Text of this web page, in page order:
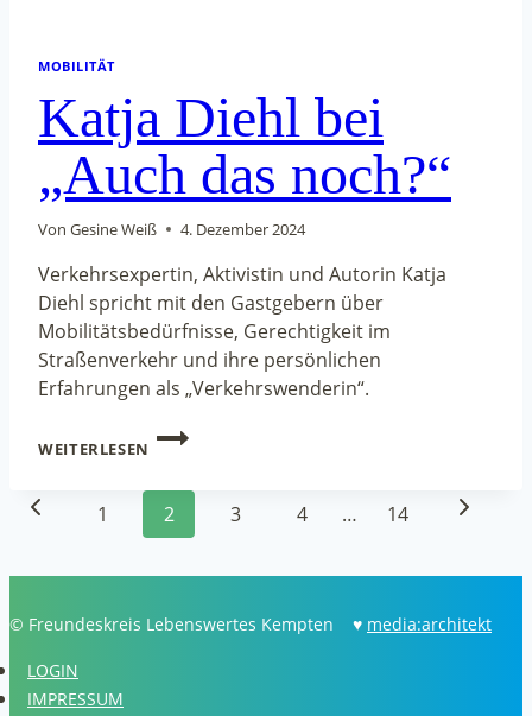
MOBILITÄT
Katja Diehl bei
„Auch das noch?“
Von Gesine Weiß 4. Dezember 2024
Verkehrsexpertin, Aktivistin und Autorin Katja
Diehl spricht mit den Gastgebern über
Mobilitätsbedürfnisse, Gerechtigkeit im
Straßenverkehr und ihre persönlichen
Erfahrungen als „Verkehrswenderin“.
WEITERLESEN
KATJA
„AUCH
DAS
NOCH?“
Seitennavigation
Vorherige
1 2 3 4 … 14
Nächste
© Freundeskreis Lebenswertes Kempten ♥ media:architekt
LOGIN
IMPRESSUM